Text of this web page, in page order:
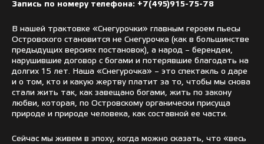
Запись по номеру телефона: +7(495)915-75-78
В нашей трактовке «Снегурочки» главным героем пьесы
Островского становится не Снегурочка (как в большинстве
предыдущих версиях постановок), а народ – берендеи,
нарушившие договор с богами и потерявшие благодать на
долгих 15 лет. Наша «Снегурочка» – это спектакль о даре
и о том, кто и какую жертву платит за то, чтобы мы снова
стали жить так, как завещано богами, жить по закону
любви, которая, по Островскому органически присуща
природе и природе человека, как составной ее части.
Сейчас мы живем в эпоху, когда можно сказать, что «весь